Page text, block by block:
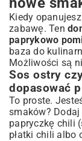
Kiedy
zabawę. Ten
paprykowo
baza do
Możliwości są
Sos ostry
dopasować
To proste.
smaków?
papryczkę chili
płatki chili albo